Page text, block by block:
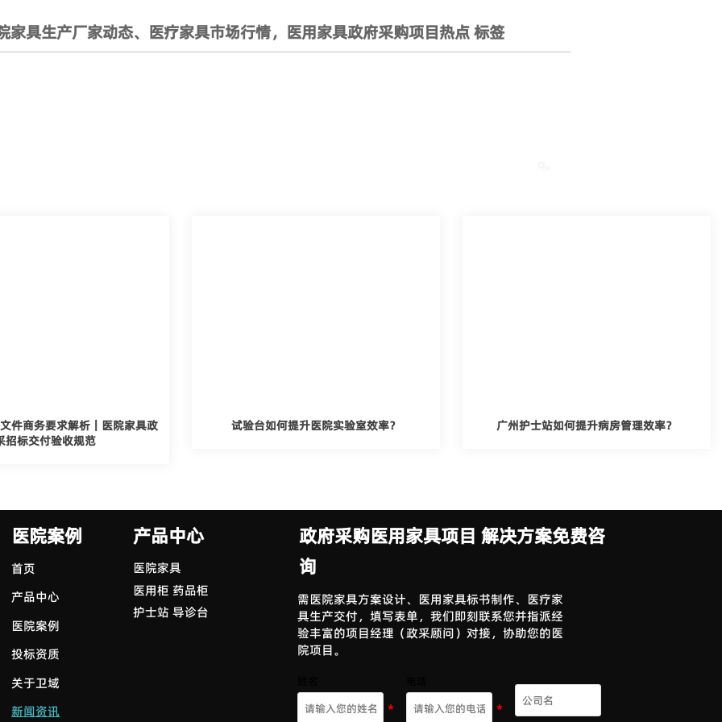
家具生产厂家动态、医疗家具市场行情，医用家具政府采购项目热点 标签
件商务要求解析｜医院家具政
招标交付验收规范
试验台如何提升医院实验室效率？ 广州护士站如何提升病房管理效率？
医院案例
首页
产品中心
医院案例
投标资质
关于卫域
新闻资讯
产品中心
医院家具
医用柜 药品柜
护士站 导诊台
政府采购医用家具项目 解决方案免费咨
询
需医院家具方案设计、医用家具标书制作、医疗家
具生产交付，填写表单，我们即刻联系您并指派经
验丰富的项目经理（政采顾问）对接，协助您的医
院项目。